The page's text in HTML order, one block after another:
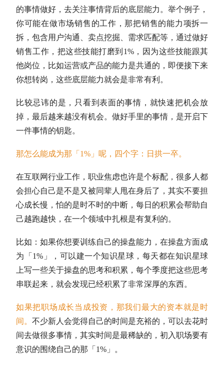
的事情做好，去关注事情背后的底层能力。举个例子，
你可能在做市场销售的工作，那把销售的能力项拆一
拆，包含用户沟通、卖点挖掘、需求匹配等，通过做好
销售工作，把这些技能打磨到1%，因为这些技能跟其
他岗位，比如运营或产品的能力是共通的，即便接下来
你想转岗，这些底层能力就会是非常有利。
比较忌讳的是，只看到表面的事情，就快速把机会放
掉，最后越来越没有机会。做好手里的事情，是开启下
一件事情的钥匙。
那怎么能成为那「1%」呢，四个字：日拱一卒。
在互联网行业工作，职业焦虑也许是个标配，很多人都
会担心自己是不是又被同辈人甩在身后了，其实不要担
心成长慢，怕的是时不时的中断，每日的积累会帮助自
己越跑越快，在一个领域中扎根是有复利的。
比如：如果你想要训练自己的操盘能力，在操盘方面成
为「1%」，可以建一个知识星球，每天都在知识星球
上写一些关于操盘的思考和积累，每个季度把这些思考
串联起来，就会发现已经积累了非常深厚的东西。
如果把职场成长当成投资，那我们最大的资本就是时
间。 不少新人会觉得自己的时间是充裕的，可以去花时
间去做很多事情，其实时间是最稀缺的，初入职场要有
意识的围绕自己的那「1%」。